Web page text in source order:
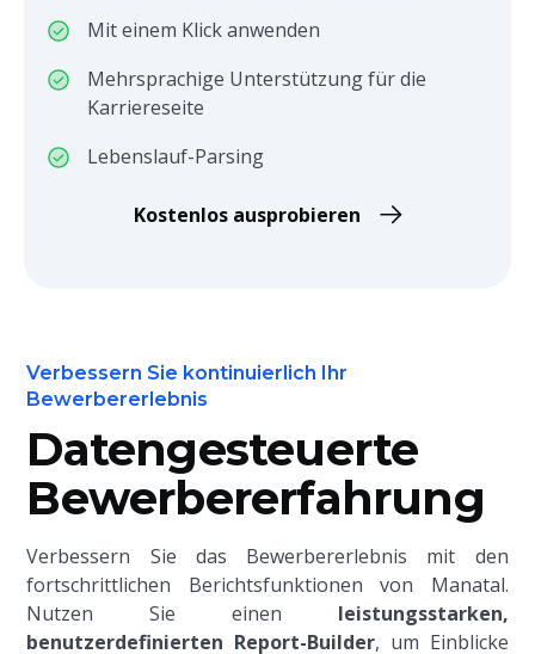
Mit einem Klick anwenden
Mehrsprachige Unterstützung für die
Karriereseite
Lebenslauf-Parsing
Kostenlos ausprobieren
Verbessern Sie kontinuierlich Ihr
Bewerbererlebnis
Datengesteuerte
Bewerbererfahrung
Verbessern Sie das Bewerbererlebnis mit den
fortschrittlichen Berichtsfunktionen von Manatal.
Nutzen Sie einen leistungsstarken,
benutzerdefinierten Report-Builder, um Einblicke